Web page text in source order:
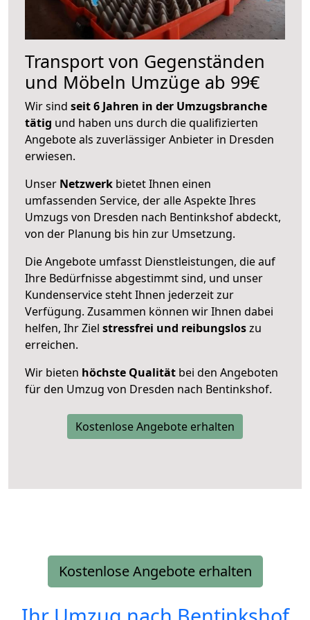
Transport von Gegenständen
und Möbeln Umzüge ab 99€
Wir sind seit 6 Jahren in der Umzugsbranche
tätig und haben uns durch die qualifizierten
Angebote als zuverlässiger Anbieter in Dresden
erwiesen.
Unser Netzwerk bietet Ihnen einen
umfassenden Service, der alle Aspekte Ihres
Umzugs von Dresden nach Bentinkshof abdeckt,
von der Planung bis hin zur Umsetzung.
Die Angebote umfasst Dienstleistungen, die auf
Ihre Bedürfnisse abgestimmt sind, und unser
Kundenservice steht Ihnen jederzeit zur
Verfügung. Zusammen können wir Ihnen dabei
helfen, Ihr Ziel stressfrei und reibungsloszu
erreichen.
Wir bieten höchste Qualität bei den Angeboten
für den Umzug von Dresden nach Bentinkshof.
Kostenlose Angebote erhalten
Kostenlose Angebote erhalten